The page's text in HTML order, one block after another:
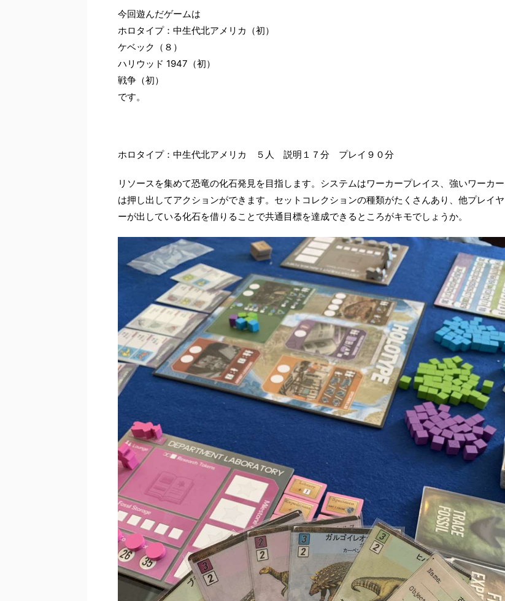
今回遊んだゲームは
ホロタイプ：中生代北アメリカ（初）
ケベック（８）
ハリウッド 1947（初）
戦争（初）
です。
ホロタイプ：中生代北アメリカ ５人 説明１７分 プレイ９０分
リソースを集めて恐竜の化石発見を目指します。システムはワーカープレイス、強いワーカー
は押し出してアクションができます。セットコレクションの種類がたくさんあり、他プレイヤ
ーが出している化石を借りることで共通目標を達成できるところがキモでしょうか。